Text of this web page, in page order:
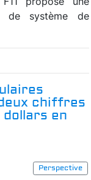
de système de
chiffres
en
Perspective